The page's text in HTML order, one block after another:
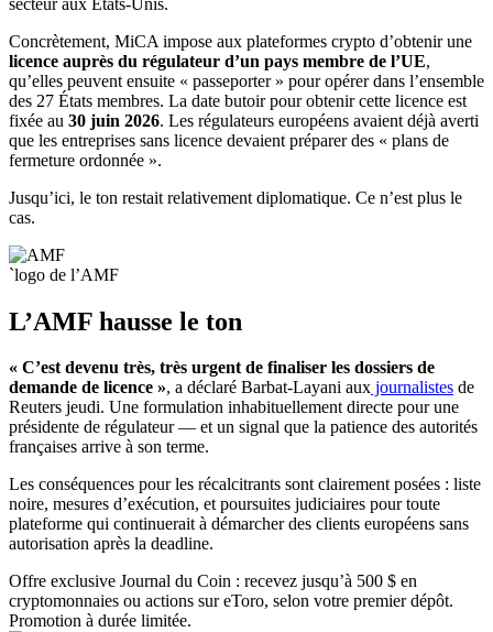
Concrètement, MiCA impose aux plateformes crypto d’obtenir une
licence auprès du régulateur d’un pays membre de l’UE,
qu’elles peuvent ensuite « passeporter » pour opérer dans l’ensemble
des 27 États membres. La date butoir pour obtenir cette licence est
fixée au 30 juin 2026. Les régulateurs européens avaient déjà averti
que les entreprises sans licence devaient préparer des « plans de
fermeture ordonnée ».
Jusqu’ici, le ton restait relativement diplomatique. Ce n’est plus le
cas.
`logo de l’AMF
L’AMF hausse le ton
« C’est devenu très, très urgent de finaliser les dossiers de
demande de licence », a déclaré Barbat-Layani aux journalistes de
Reuters jeudi. Une formulation inhabituellement directe pour une
présidente de régulateur — et un signal que la patience des autorités
françaises arrive à son terme.
Les conséquences pour les récalcitrants sont clairement posées : liste
noire, mesures d’exécution, et poursuites judiciaires pour toute
plateforme qui continuerait à démarcher des clients européens sans
autorisation après la deadline.
Offre exclusive Journal du Coin : recevez jusqu’à 500 $ en
cryptomonnaies ou actions sur eToro, selon votre premier dépôt.
Promotion à durée limitée.